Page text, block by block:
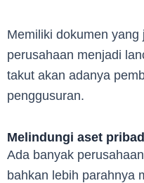
Memiliki dokumen
perusahaan menjadi
takut akan adanya
penggusuran.
Melindungi aset
Ada banyak
bahkan lebih parahnya